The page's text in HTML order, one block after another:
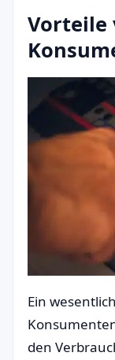
Vorteile
Ein
den